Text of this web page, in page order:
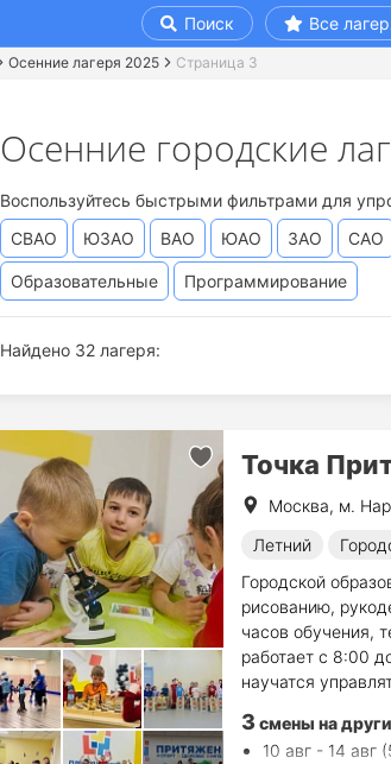
Поиск Все
Осенние лагеря 2025 Страница 3
Осенние городские
Воспользуйтесь быстрыми фильтрами для
СВАО
ЮЗАО ВАО ЮАО ЗАО САО
Образовательные Программирование
Найдено 32 лагеря:
Точка
Москва, м.
Летний
Городской
рисованию,
часов обучения,
работает с 8:00
научатся
3 смены на
10 авг - 14 авг